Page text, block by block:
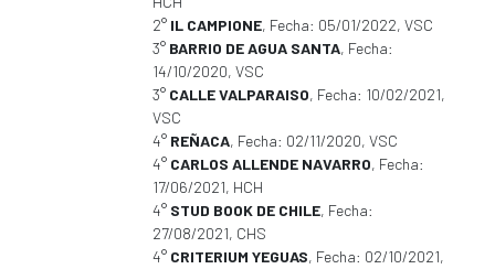
2° IL CAMPIONE, Fecha: 05/01/2022, VSC
3° BARRIO DE AGUA SANTA, Fecha:
14/10/2020, VSC
3° CALLE VALPARAISO, Fecha: 10/02/2021,
VSC
4° REÑACA, Fecha: 02/11/2020, VSC
4° CARLOS ALLENDE NAVARRO, Fecha:
17/06/2021, HCH
4° STUD BOOK DE CHILE, Fecha:
27/08/2021, CHS
4° CRITERIUM YEGUAS, Fecha: 02/10/2021,